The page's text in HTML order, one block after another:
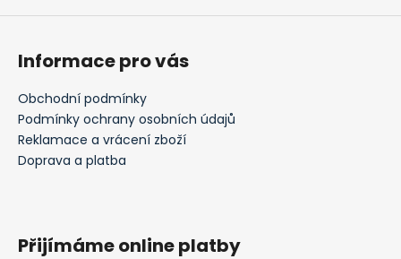
Informace pro vás
Obchodní podmínky
Podmínky ochrany osobních údajů
Reklamace a vrácení zboží
Doprava a platba
Přijímáme online platby